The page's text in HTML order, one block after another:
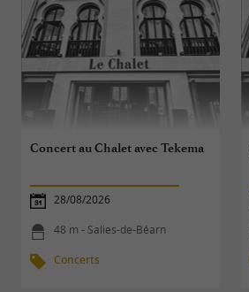
Concert au Chalet avec Tekema
28/08/2026
48 m - Salies-de-Béarn
Concerts